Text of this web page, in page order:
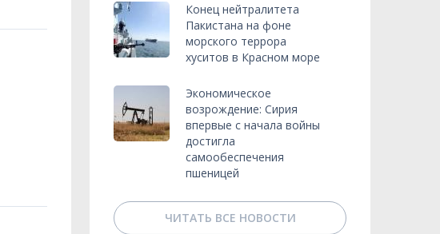
Конец нейтралитета
Пакистана на фоне
морского террора
хуситов в Красном море
Экономическое
возрождение: Сирия
впервые с начала войны
достигла
самообеспечения
пшеницей
ЧИТАТЬ ВСЕ НОВОСТИ